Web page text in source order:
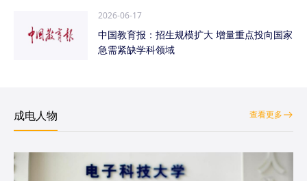
2026-06-17
中国教育报：招生规模扩大 增量重点投向国家
急需紧缺学科领域
成电人物 查看更多